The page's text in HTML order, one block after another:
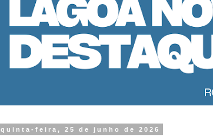
quinta-feira, 25 de junho de 2026